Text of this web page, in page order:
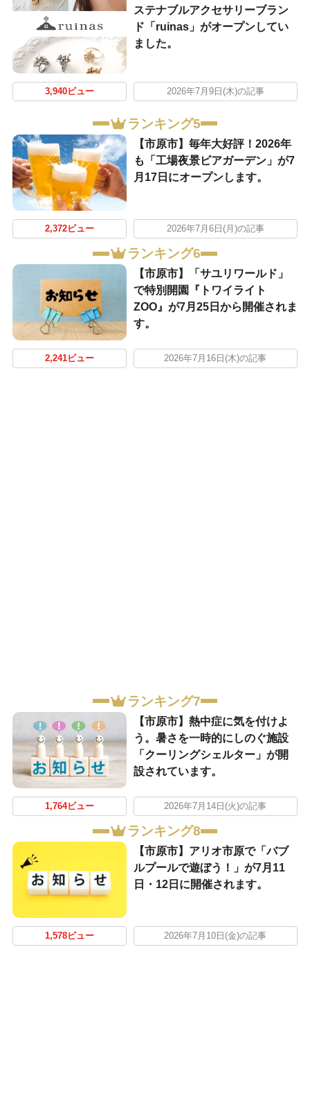
ステナブルアクセサリーブラン
ド「ruinas」がオープンしてい
ました。
3,940ビュー 2026年7月9日(木)の記事
ランキング5
【市原市】毎年大好評！2026年
も「工場夜景ビアガーデン」が7
月17日にオープンします。
2,372ビュー 2026年7月6日(月)の記事
ランキング6
【市原市】「サユリワールド」
で特別開園『トワイライト
ZOO』が7月25日から開催されま
す。
2,241ビュー 2026年7月16日(木)の記事
ランキング7
【市原市】熱中症に気を付けよ
う。暑さを一時的にしのぐ施設
「クーリングシェルター」が開
設されています。
1,764ビュー 2026年7月14日(火)の記事
ランキング8
【市原市】アリオ市原で「バブ
ルプールで遊ぼう！」が7月11
日・12日に開催されます。
1,578ビュー 2026年7月10日(金)の記事